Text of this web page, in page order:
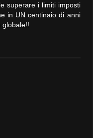
superare i limiti imposti
in UN centinaio di anni
globale!!